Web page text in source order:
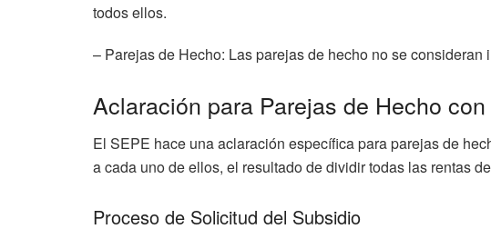
todos ellos.
– Parejas de Hecho: Las parejas de hecho no se consideran
Aclaración para Parejas de Hecho
El SEPE hace una aclaración específica para parejas de
a cada uno de ellos, el resultado de dividir todas las rentas
Proceso de Solicitud del Subsidio